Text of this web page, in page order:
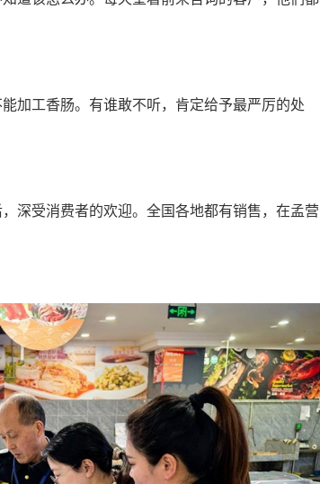
加工香肠。有谁敢不听，肯定给予最严厉的处
深受消费者的欢迎。全国各地都有销售，在孟营